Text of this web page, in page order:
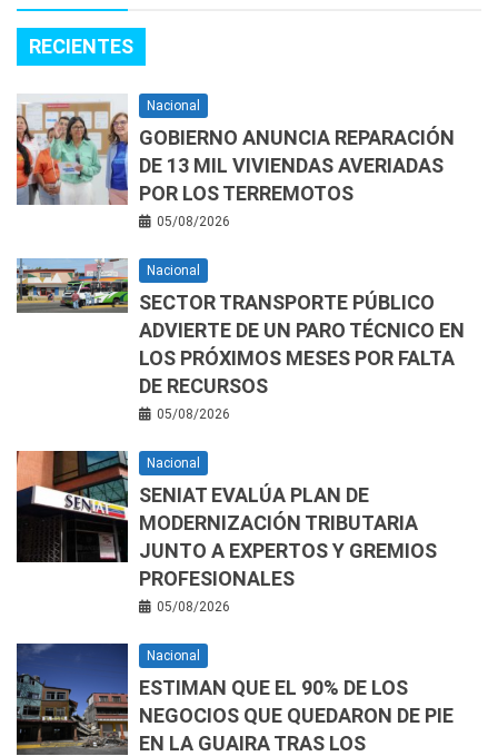
RECIENTES
Nacional
GOBIERNO ANUNCIA REPARACIÓN
DE 13 MIL VIVIENDAS AVERIADAS
POR LOS TERREMOTOS
05/08/2026
Nacional
SECTOR TRANSPORTE PÚBLICO
ADVIERTE DE UN PARO TÉCNICO EN
LOS PRÓXIMOS MESES POR FALTA
DE RECURSOS
05/08/2026
Nacional
SENIAT EVALÚA PLAN DE
MODERNIZACIÓN TRIBUTARIA
JUNTO A EXPERTOS Y GREMIOS
PROFESIONALES
05/08/2026
Nacional
ESTIMAN QUE EL 90% DE LOS
NEGOCIOS QUE QUEDARON DE PIE
EN LA GUAIRA TRAS LOS